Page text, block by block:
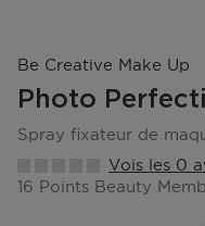
Be Creative Make Up
Photo
spray fixateur de
Vois les 0
16 Points Beauty